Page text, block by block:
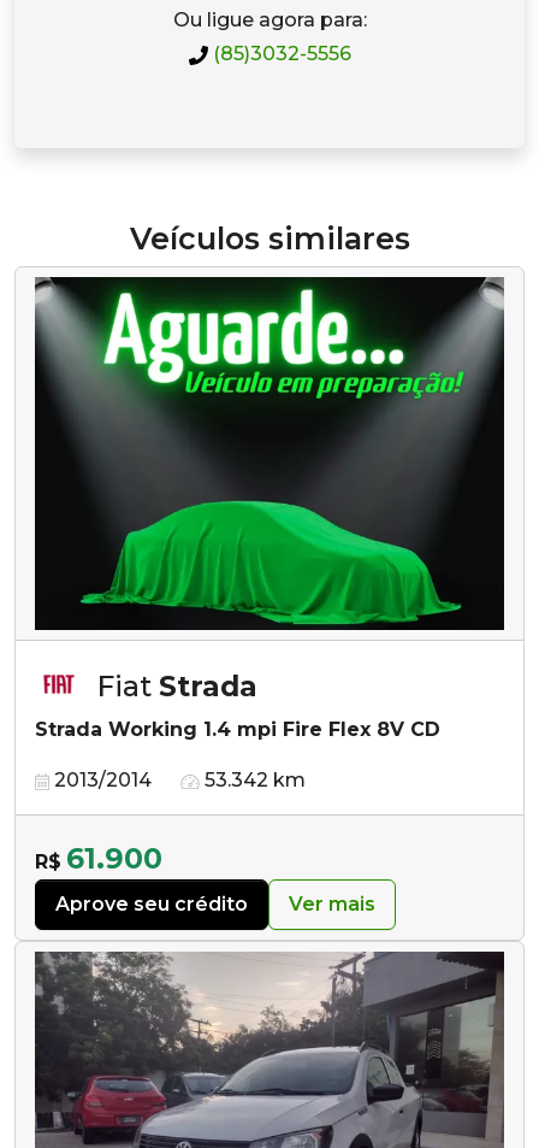
Ou ligue agora para:
(85)3032-5556
Veículos similares
Fiat Strada
Strada Working 1.4 mpi Fire Flex 8V CD
2013/2014 53.342 km
R$ 61.900
Aprove seu crédito Ver mais